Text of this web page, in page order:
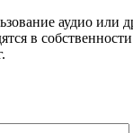
аудио или
в